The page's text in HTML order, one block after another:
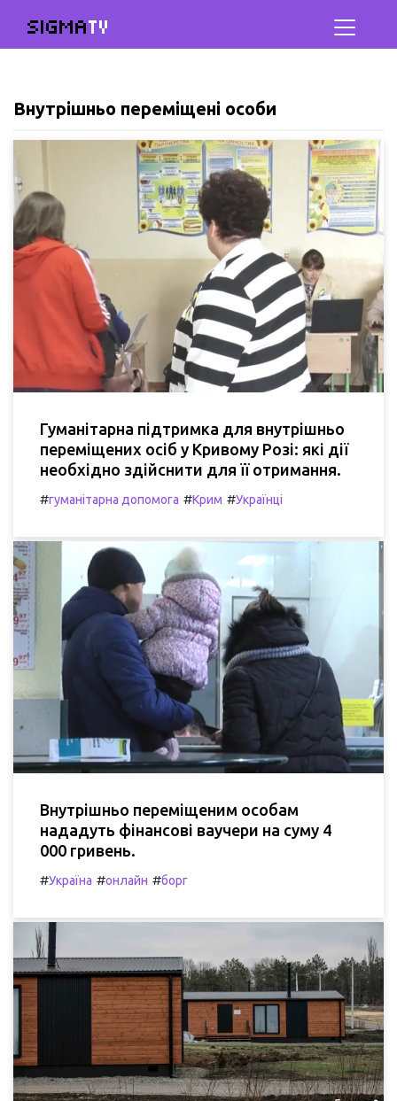
SIGMATV
Внутрішньо переміщені особи
Гуманітарна підтримка для внутрішньо
переміщених осіб у Кривому Розі: які дії
необхідно здійснити для її отримання.
#гуманітарна допомога #Крим #Українці
Внутрішньо переміщеним особам
нададуть фінансові ваучери на суму 4
000 гривень.
#Україна #онлайн #борг